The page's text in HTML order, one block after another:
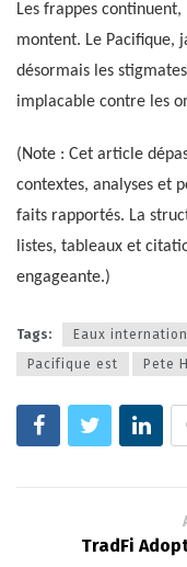
Les frappes continuent,
montent. Le Pacifique,
désormais les
implacable contre les
(Note : Cet article
contextes, analyses et
faits rapportés. La
listes, tableaux et
engageante.)
Tags: Eaux
Pacifique est
Pete
TradFi